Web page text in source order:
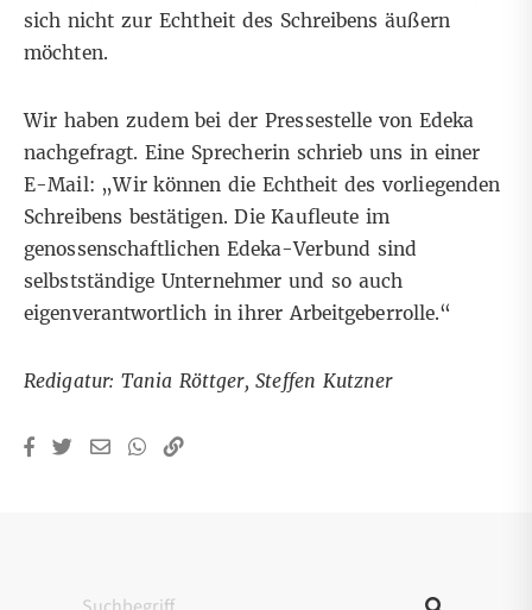
sich nicht zur Echtheit des Schreibens äußern
möchten.
Wir haben zudem bei der Pressestelle von Edeka
nachgefragt. Eine Sprecherin schrieb uns in einer
E-Mail: „Wir können die Echtheit des vorliegenden
Schreibens bestätigen. Die Kaufleute im
genossenschaftlichen Edeka-Verbund sind
selbstständige Unternehmer und so auch
eigenverantwortlich in ihrer Arbeitgeberrolle.“
Redigatur: Tania Röttger, Steffen Kutzner